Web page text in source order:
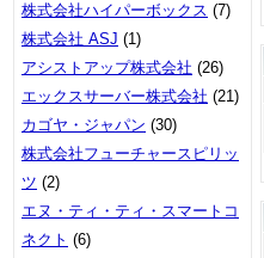
株式会社ハイパーボックス (7)
株式会社 ASJ (1)
アシストアップ株式会社 (26)
エックスサーバー株式会社 (21)
カゴヤ・ジャパン (30)
株式会社フューチャースピリッ
ツ (2)
エヌ・ティ・ティ・スマートコ
ネクト (6)